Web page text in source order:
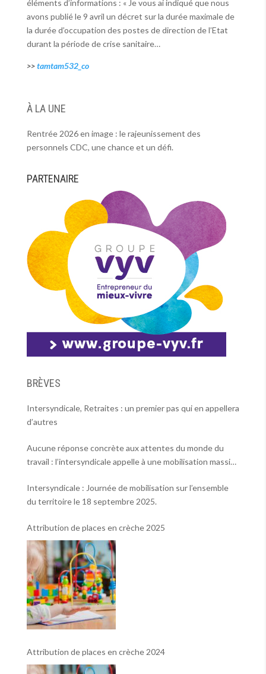
éléments d’informations : « Je vous ai indiqué que nous
avons publié le 9 avril un décret sur la durée maximale de
la durée d’occupation des postes de direction de l’Etat
durant la période de crise sanitaire…
>>tamtam532_co
À LA UNE
Rentrée 2026 en image : le rajeunissement des
personnels CDC, une chance et un défi.
PARTENAIRE
BRÈVES
Intersyndicale, Retraites : un premier pas qui en appellera
d’autres
Aucune réponse concrète aux attentes du monde du
travail : l’intersyndicale appelle à une mobilisation massive
Intersyndicale : Journée de mobilisation sur l’ensemble
du territoire le 18 septembre 2025.
Attribution de places en crèche 2025
Attribution de places en crèche 2024